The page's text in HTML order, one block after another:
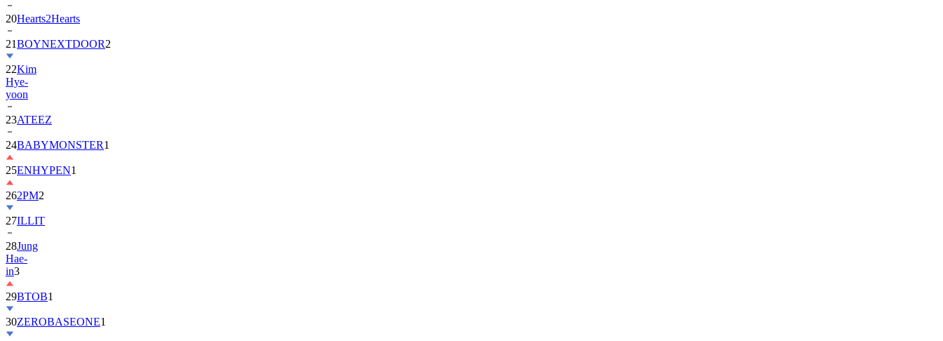
21BOYNEXTDOOR
22Kim
Hye-
yoon
23ATEEZ
24BABYMONSTER
25ENHYPEN1
262PM2
27ILLIT
28Jung
Hae-
in3
29BTOB
30ZEROBASEONE
31SUPER
JUNIOR